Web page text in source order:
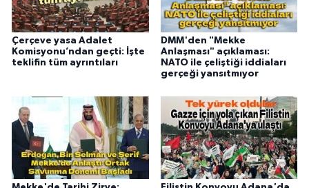
Çerçeve yasa Adalet
Komisyonu’ndan geçti: İşte
teklifin tüm ayrıntıları
DMM'den "Mekke
Anlaşması" açıklaması:
NATO ile çeliştiği iddiaları
gerçeği yansıtmıyor